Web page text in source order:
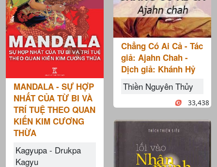
MANDALA - SỰ HỢP
NHẤT CỦA TỪ BI VÀ
TRÍ TUỆ THEO QUAN
KIẾN KIM CƯƠNG
THỪA
Kagyupa - Drukpa
Kagyu
Chẳng Có Ai Cả - Tác
giả: Ajahn Chah -
Dịch giả: Khánh Hỷ
Thiền Nguyên Thủy
33,438